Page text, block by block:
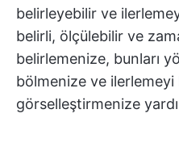
belirleyebilir ve
belirli, ölçülebilir ve
belirlemenize, bunları
bölmenize ve ilerlemeyi
görselleştirmenize